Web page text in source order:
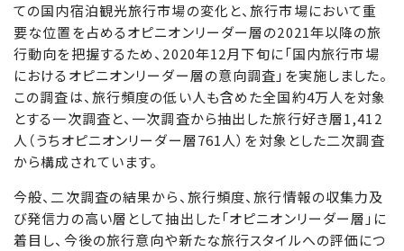
ての国内宿泊観光旅行市場の変化と、旅行市場において重
要な位置を占めるオピニオンリーダー層の2021年以降の旅
行動向を把握するため、2020年12月下旬に「国内旅行市場
におけるオピニオンリーダー層の意向調査」を実施しました。
この調査は、旅行頻度の低い人も含めた全国約4万人を対象
とする一次調査と、一次調査から抽出した旅行好き層1,412
人（うちオピニオンリーダー層761人）を対象とした二次調査
から構成されています。
今般、二次調査の結果から、旅行頻度、旅行情報の収集力及
び発信力の高い層として抽出した「オピニオンリーダー層」に
着目し、今後の旅行意向や新たな旅行スタイルへの評価につ